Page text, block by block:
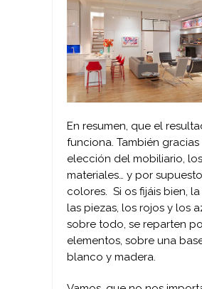
En resumen, que el
funciona. También gracias
elección del mobiliario, los
materiales… y por
colores. Si os fijáis bien,
las piezas, los rojos y los
sobre todo, se reparten
elementos, sobre una
blanco y madera.